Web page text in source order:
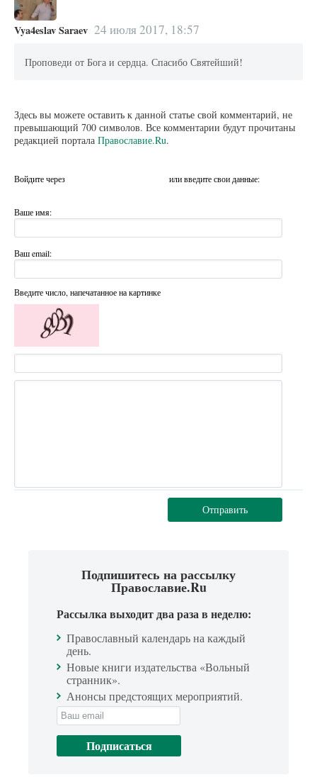
Vya4eslav Saraev 24 июля 2017, 18:57
Проповеди от Бога и сердца. Спасибо Святейший!
Здесь вы можете оставить к данной статье свой комментарий, не
превышающий 700 символов. Все комментарии будут прочитаны
редакцией портала Православие.Ru.
Войдите через или введите свои данные:
Ваше имя:
Ваш email:
Введите число, напечатанное на картинке
Отправить
Подпишитесь на рассылку
Православие.Ru
Рассылка выходит два раза в неделю:
Православный календарь на каждый
день.
Новые книги издательства «Вольный
странник».
Анонсы предстоящих мероприятий.